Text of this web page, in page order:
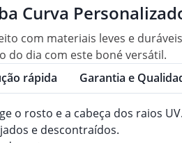
Curva
com materiais leves e
do dia com este boné versátil.
rápida Garantia e
o rosto e a cabeça dos raios UV.
e descontraídos.